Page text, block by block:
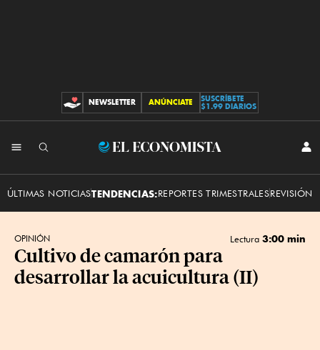
CONTRIBUCIONES
NEWSLETTER ANÚNCIATE
SUSCRÍBETE
$1.99 DIARIOS
El
ÚLTIMAS NOTICIASTENDENCIAS:REPORTES TRIMESTRALESREVISIÓN
OPINIÓN Lectura 3:00 min
Cultivo de camarón para
desarrollar la acuicultura (II)